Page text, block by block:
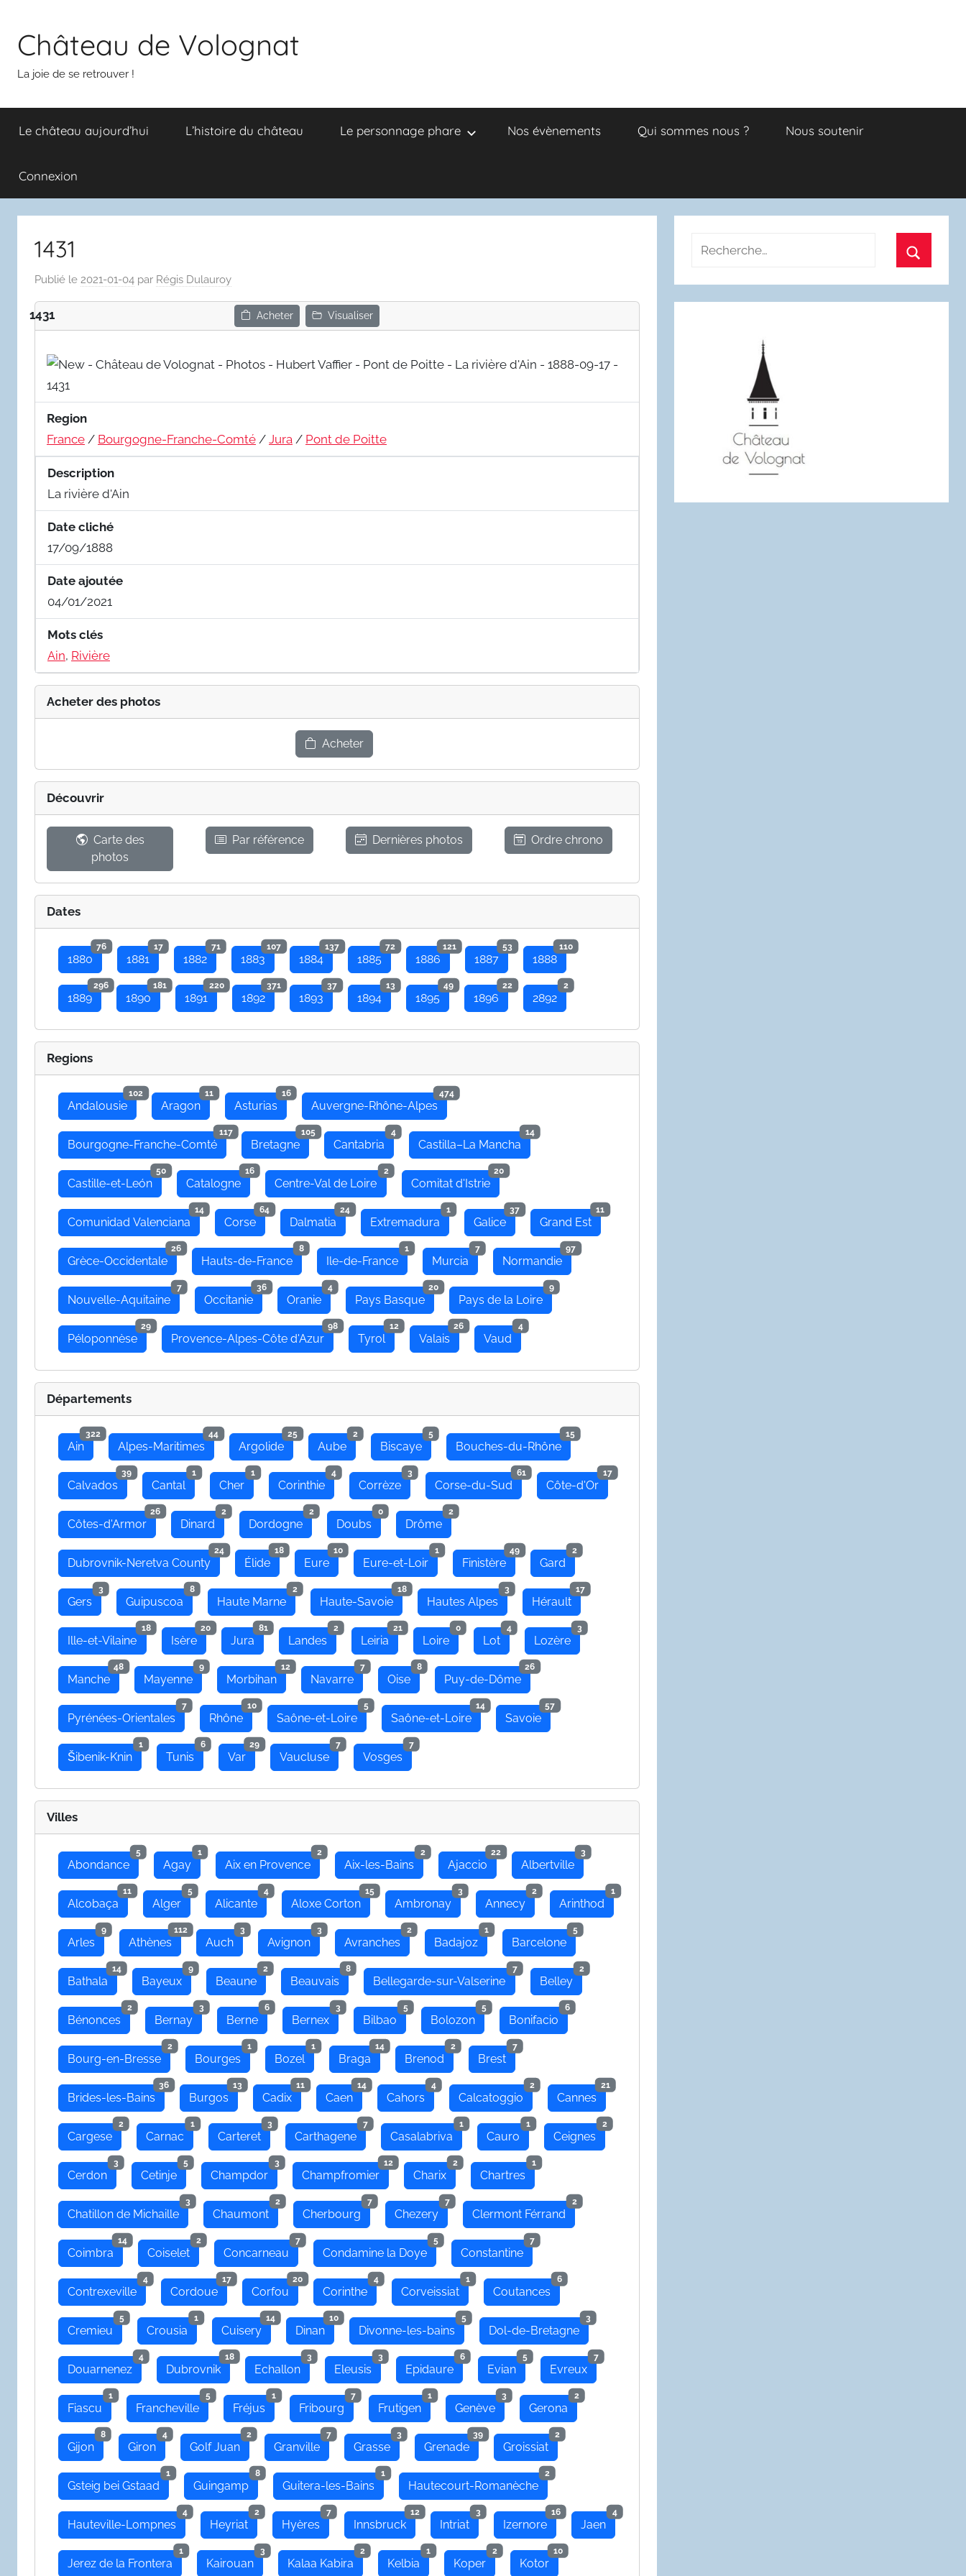
contenuChâteau de Volognat
La joie de se retrouver !
Le château aujourd’hui L’histoire du château Le personnage phare Nos évènements Qui sommes nous ? Nous soutenir
Connexion
1431
Publié le 2021-01-04 par Régis Dulauroy
1431 Acheter Visualiser
Region
France / Bourgogne-Franche-Comté / Jura / Pont de Poitte
Description
La rivière d'Ain
Date cliché
17/09/1888
Date ajoutée
04/01/2021
Mots clés
Ain, Rivière
Acheter des photos
Acheter
Découvrir
Carte des
photos
Par référence Dernières photos Ordre chrono
Dates
1880
76
1881
17
1882
71
1883
107
1884
137
1885
72
1886
121
1887
53
1888
110
1889
296
1890
181
1891
220
1892
371
1893
37
1894
13
1895
49
1896
22
2892
2
Regions
Andalousie
102
Aragon
11
Asturias
16
Auvergne-Rhône-Alpes
474
Bourgogne-Franche-Comté
117
Bretagne
105
Cantabria
4
Castilla–La Mancha
14
Castille-et-León
50
Catalogne
16
Centre-Val de Loire
2
Comitat d'Istrie
20
Comunidad Valenciana
14
Corse
64
Dalmatia
24
Extremadura
1
Galice
37
Grand Est
11
Grèce-Occidentale
26
Hauts-de-France
8
Ile-de-France
1
Murcia
7
Normandie
97
Nouvelle-Aquitaine
7
Occitanie
36
Oranie
4
Pays Basque
20
Pays de la Loire
9
Péloponnèse
29
Provence-Alpes-Côte d'Azur
98
Tyrol
12
Valais
26
Vaud
4
Départements
Ain
322
Alpes-Maritimes
44
Argolide
25
Aube
2
Biscaye
5
Bouches-du-Rhône
15
Calvados
39
Cantal
1
Cher
1
Corinthie
4
Corrèze
3
Corse-du-Sud
61
Côte-d'Or
17
Côtes-d'Armor
26
Dinard
2
Dordogne
2
Doubs
0
Drôme
2
Dubrovnik-Neretva County
24
Élide
18
Eure
10
Eure-et-Loir
1
Finistère
49
Gard
2
Gers
3
Guipuscoa
8
Haute Marne
2
Haute-Savoie
18
Hautes Alpes
3
Hérault
17
Ille-et-Vilaine
18
Isère
20
Jura
81
Landes
2
Leiria
21
Loire
0
Lot
4
Lozère
3
Manche
48
Mayenne
9
Morbihan
12
Navarre
7
Oise
8
Puy-de-Dôme
26
Pyrénées-Orientales
7
Rhône
10
Saône-et-Loire
5
Saône-et-Loire
14
Savoie
57
Šibenik-Knin
1
Tunis
6
Var
29
Vaucluse
7
Vosges
7
Villes
Abondance
5
Agay
1
Aix en Provence
2
Aix-les-Bains
2
Ajaccio
22
Albertville
3
Alcobaça
11
Alger
5
Alicante
4
Aloxe Corton
15
Ambronay
3
Annecy
2
Arinthod
1
Arles
9
Athènes
112
Auch
3
Avignon
3
Avranches
2
Badajoz
1
Barcelone
5
Bathala
14
Bayeux
9
Beaune
2
Beauvais
8
Bellegarde-sur-Valserine
7
Belley
2
Bénonces
2
Bernay
3
Berne
6
Bernex
3
Bilbao
5
Bolozon
5
Bonifacio
6
Bourg-en-Bresse
2
Bourges
1
Bozel
1
Braga
14
Brenod
2
Brest
7
Brides-les-Bains
36
Burgos
13
Cadix
11
Caen
14
Cahors
4
Calcatoggio
2
Cannes
21
Cargese
2
Carnac
1
Carteret
3
Carthagene
7
Casalabriva
1
Cauro
1
Ceignes
2
Cerdon
3
Cetinje
5
Champdor
3
Champfromier
12
Charix
2
Chartres
1
Chatillon de Michaille
3
Chaumont
2
Cherbourg
7
Chezery
7
Clermont Férrand
2
Coimbra
14
Coiselet
2
Concarneau
7
Condamine la Doye
5
Constantine
7
Contrexeville
4
Cordoue
17
Corfou
20
Corinthe
4
Corveissiat
1
Coutances
6
Cremieu
5
Crousia
1
Cuisery
14
Dinan
10
Divonne-les-bains
5
Dol-de-Bretagne
3
Douarnenez
4
Dubrovnik
18
Echallon
3
Eleusis
3
Epidaure
6
Evian
5
Evreux
7
Fiascu
1
Francheville
5
Fréjus
1
Fribourg
7
Frutigen
1
Genève
3
Gerona
2
Gijon
8
Giron
4
Golf Juan
2
Granville
7
Grasse
3
Grenade
39
Groissiat
2
Gsteig bei Gstaad
1
Guingamp
8
Guitera-les-Bains
1
Hautecourt-Romanèche
2
Hauteville-Lompnes
4
Heyriat
2
Hyères
7
Innsbruck
12
Intriat
3
Izernore
16
Jaen
4
Jerez de la Frontera
1
Kairouan
3
Kalaa Kabira
2
Kelbia
1
Koper
2
Kotor
10
Recherche
: